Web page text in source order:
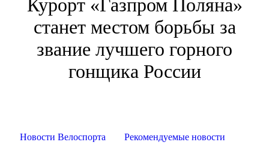
Курорт «Газпром Поляна»
станет местом борьбы за
звание лучшего горного
гонщика России
Новости Велоспорта Рекомендуемые новости